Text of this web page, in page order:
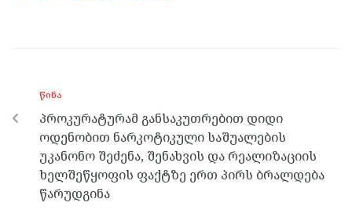
o
o
k
er m p
p
ᲬᲘᲜᲐ
პროკურატურამ განსაკუთრებით დიდი
ოდენობით ნარკოტიკული საშუალების
უკანონო შეძენა, შენახვის და რეალიზაციის
ხელშეწყოფის ფაქტზე ერთ პირს ბრალდება
წარუდგინა